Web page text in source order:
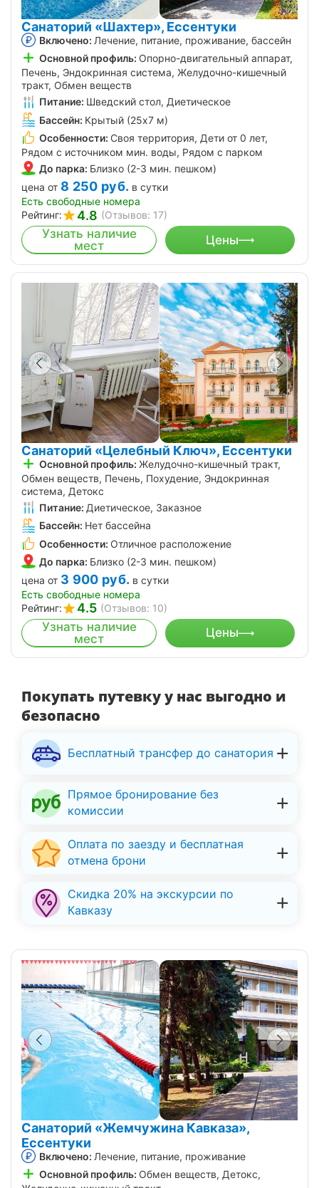
Санаторий «Шахтер», Ессентуки
Включено: Лечение, питание, проживание, бассейн
Основной профиль: Опорно-двигательный аппарат,
Печень, Эндокринная система, Желудочно-кишечный
тракт, Обмен веществ
Питание: Шведский стол, Диетическое
Бассейн: Крытый (25х7 м)
Особенности: Своя территория, Дети от 0 лет,
Рядом с источником мин. воды, Рядом с парком
До парка: Близко (2-3 мин. пешком)
цена от 8 250 руб. в сутки
Есть свободные номера
Рейтинг:
4.8 (Отзывов: 17)
Узнать наличие
мест
Цены
Санаторий «Целебный Ключ», Ессентуки
Основной профиль: Желудочно-кишечный тракт,
Обмен веществ, Печень, Похудение, Эндокринная
система, Детокс
Питание: Диетическое, Заказное
Бассейн: Нет бассейна
Особенности: Отличное расположение
До парка: Близко (2-3 мин. пешком)
цена от 3 900 руб. в сутки
Есть свободные номера
Рейтинг:
4.5 (Отзывов: 10)
Узнать наличие
мест
Цены
Покупать путевку у нас выгодно и
безопасно
Бесплатный трансфер до санатория
Прямое бронирование без
комиссии
Оплата по заезду и бесплатная
отмена брони
Скидка 20% на экскурсии по
Кавказу
Санаторий «Жемчужина Кавказа»,
Ессентуки
Включено: Лечение, питание, проживание
Основной профиль: Обмен веществ, Детокс,